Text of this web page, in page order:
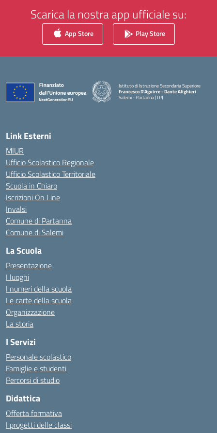
Scarica la nostra app ufficiale su:
App Store Play Store
Istituto di Istruzione Secondaria Superiore
Francesco D'Aguirre - Dante Alighieri
Salemi - Partanna (TP)
Link Esterni
MIUR
Ufficio Scolastico Regionale
Ufficio Scolastico Territoriale
Scuola in Chiaro
Iscrizioni On Line
Invalsi
Comune di Partanna
Comune di Salemi
La Scuola
Presentazione
I luoghi
I numeri della scuola
Le carte della scuola
Organizzazione
La storia
I Servizi
Personale scolastico
Famiglie e studenti
Percorsi di studio
Didattica
Offerta formativa
I progetti delle classi